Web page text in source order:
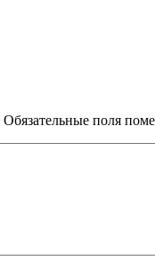
Обязательные поля